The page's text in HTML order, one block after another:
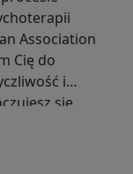
Association
Cię do
i
się
w pełni
się z walki,
ze